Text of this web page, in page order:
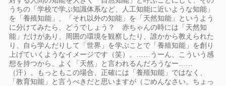
うちの「学校で学ぶ知識体系など、人工知能に近いような知能」
を「養殖知能」、「それ以外の知能」を「天然知能」というよう
に分けてみたら、どうでしょう？ 赤ちゃんの時には「天然知
能」だけがあり、周囲の環境を観察したり、誰かから教えられた
り、自ら学んだりして「世界」を学ぶことで「養殖知能」を創り
上げていくようなイメージです（笑）。……うーん、こういう感
想を持つから、よく「天然」と言われるんだろうなー……
（汗）。もっともこの場合、正確には「養殖知能」ではなく、
「教育知能」と言うべきだと思いますが（ごめんなさい。ちょっ